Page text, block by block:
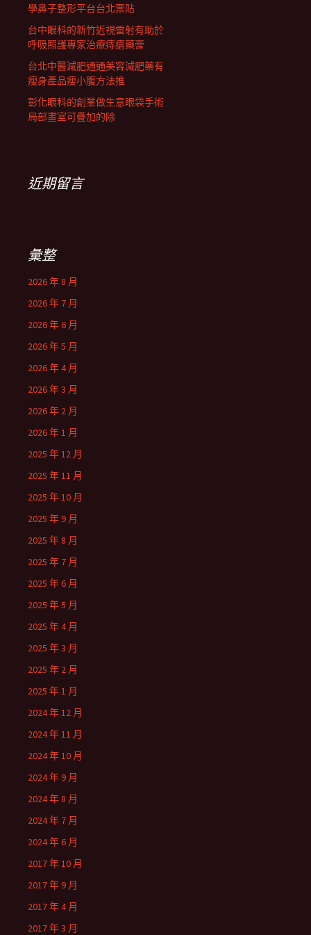
學鼻子整形平台台北票貼
台中眼科的新竹近視雷射有助於
呼吸照護專家治療痔瘡藥膏
台北中醫減肥通通美容減肥藥有
瘦身產品瘦小腹方法推
彰化眼科的創業做生意眼袋手術
局部畫室可疊加的除
近期留言
彙整
2026 年 8 月
2026 年 7 月
2026 年 6 月
2026 年 5 月
2026 年 4 月
2026 年 3 月
2026 年 2 月
2026 年 1 月
2025 年 12 月
2025 年 11 月
2025 年 10 月
2025 年 9 月
2025 年 8 月
2025 年 7 月
2025 年 6 月
2025 年 5 月
2025 年 4 月
2025 年 3 月
2025 年 2 月
2025 年 1 月
2024 年 12 月
2024 年 11 月
2024 年 10 月
2024 年 9 月
2024 年 8 月
2024 年 7 月
2024 年 6 月
2017 年 10 月
2017 年 9 月
2017 年 4 月
2017 年 3 月